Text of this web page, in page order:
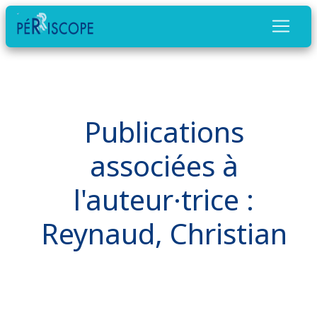
Publications
associées à
l'auteur·trice :
Reynaud, Christian